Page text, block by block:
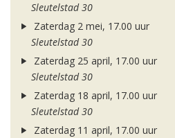
Sleutelstad 30
Zaterdag 2 mei, 17.00 uur
Sleutelstad 30
Zaterdag 25 april, 17.00 uur
Sleutelstad 30
Zaterdag 18 april, 17.00 uur
Sleutelstad 30
Zaterdag 11 april, 17.00 uur